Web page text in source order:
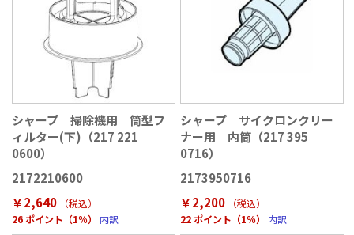
シャープ 掃除機用 筒型フ
ィルター(下)（217 221
0600）
2172210600
￥2,640
（税込）
26 ポイント（1％）
内訳
シャープ サイクロンクリー
ナー用 内筒（217 395
0716）
2173950716
￥2,200
（税込）
22 ポイント（1％）
内訳